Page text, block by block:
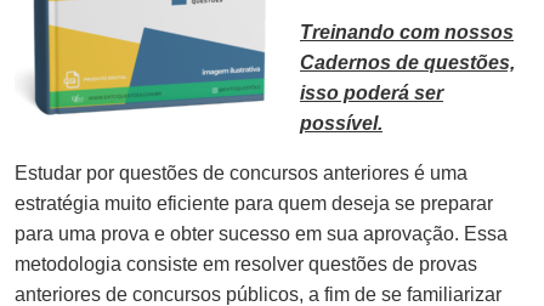
Treinando com nossos
Cadernos de questões,
isso poderá ser
possível.
Estudar por questões de concursos anteriores é uma
estratégia muito eficiente para quem deseja se preparar
para uma prova e obter sucesso em sua aprovação. Essa
metodologia consiste em resolver questões de provas
anteriores de concursos públicos, a fim de se familiarizar